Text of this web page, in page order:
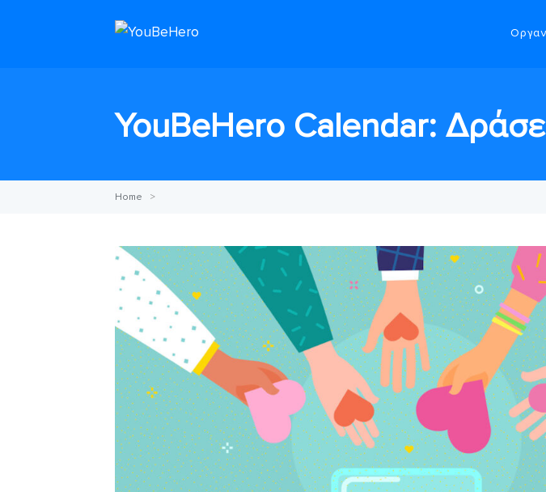
YouBeHero Calendar:
Home >